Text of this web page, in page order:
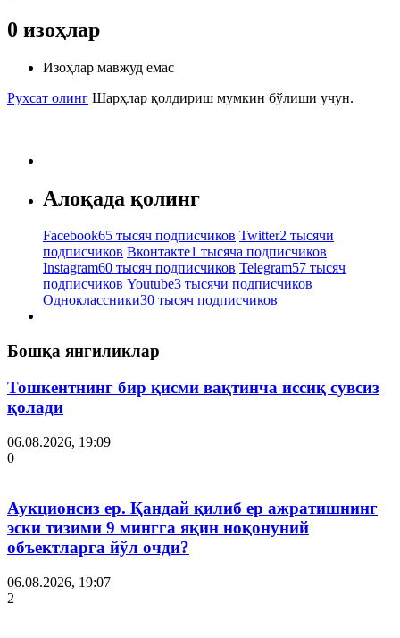
0 изоҳлар
Изоҳлар мавжуд емас
Рухсат олинг Шарҳлар қолдириш мумкин бўлиши учун.
Алоқада қолинг
Facebook65 тысяч подписчиков Twitter2 тысячи
подписчиков Вконтакте1 тысяча подписчиков
Instagram60 тысяч подписчиков Telegram57 тысяч
подписчиков Youtube3 тысячи подписчиков
Одноклассники30 тысяч подписчиков
Бошқа янгиликлар
Тошкентнинг бир қисми вақтинча иссиқ сувсиз
қолади
06.08.2026, 19:09
0
Аукционсиз ер. Қандай қилиб ер ажратишнинг
эски тизими 9 мингга яқин ноқонуний
объектларга йўл очди?
06.08.2026, 19:07
2